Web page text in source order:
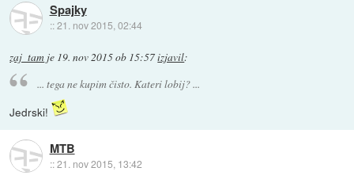
Spajky
::21. nov 2015, 02:44
zaj_tam je 19. nov 2015 ob 15:57izjavil:
... tega ne kupim čisto. Kateri lobij? ...
Jedrski!
MTB
::21. nov 2015, 13:42